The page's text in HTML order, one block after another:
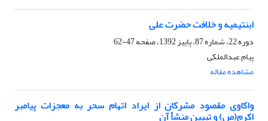
ابن‏تیمیه و خلافت حضرت علی
دوره 22، شماره 87، پاییز 1392، صفحه
47-62
پیام عبدالملکی
مشاهده مقاله
واکاوی مقصود مشرکان از ایراد اتهام سحر به معجزات پیامبر
اکرم(ص) و تبیین منشأ آن